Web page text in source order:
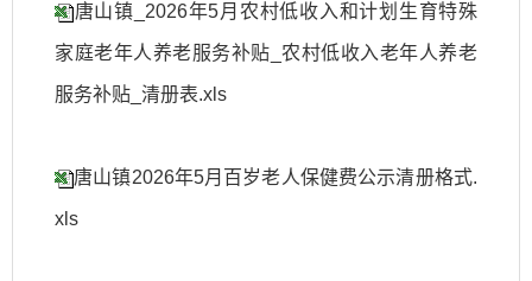
唐山镇_2026年5月农村低收入和计划生育特殊
家庭老年人养老服务补贴_农村低收入老年人养老
服务补贴_清册表.xls
唐山镇2026年5月百岁老人保健费公示清册格式.
xls